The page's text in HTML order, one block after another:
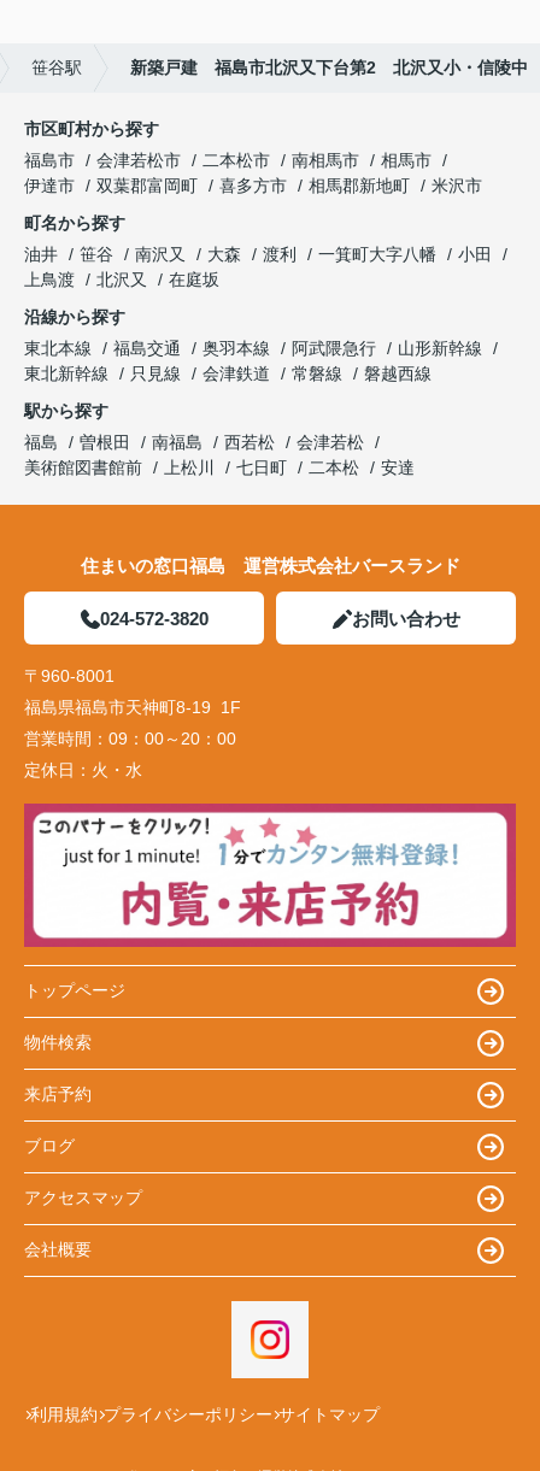
笹谷駅 新築戸建 福島市北沢又下台第2 北沢又小・信陵中
市区町村から探す
福島市
会津若松市 二本松市 南相馬市
相馬市
伊達市
双葉郡富岡町 喜多方市 相馬郡新地町
米沢市
町名から探す
油井
笹谷 南沢又 大森 渡利 一箕町大字八幡
小田
上鳥渡
北沢又
在庭坂
沿線から探す
東北本線
福島交通 奥羽本線 阿武隈急行
山形新幹線
東北新幹線
只見線 会津鉄道 常磐線
磐越西線
駅から探す
福島
曽根田 南福島 西若松
会津若松
美術館図書館前
上松川 七日町 二本松 安達
住まいの窓口福島 運営株式会社バースランド
024-572-3820 お問い合わせ
〒960-8001
福島県福島市天神町8-19 1F
営業時間： 09：00～20：00
定休日： 火・水
トップページ
物件検索
来店予約
ブログ
アクセスマップ
会社概要
利用規約 プライバシーポリシー サイトマップ